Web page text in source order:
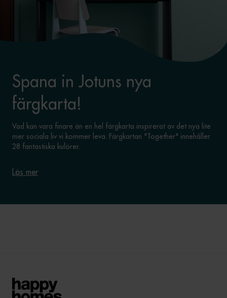
Spana in Jotuns nya
färgkarta!
Vad kan vara finare än en hel färgkarta inspirerat av det nya lite
mer sociala liv vi kommer leva. Färgkartan "Together" innehåller
28 fantastiska kulörer.
Läs mer